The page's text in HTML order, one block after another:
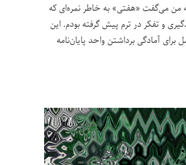
من می‌گفت «هفتی» به خاطر نمره‌ای که
و تفکر در ترم پیش گرفته بودم. این
آمادگی برداشتن واحد پایان‌نامه